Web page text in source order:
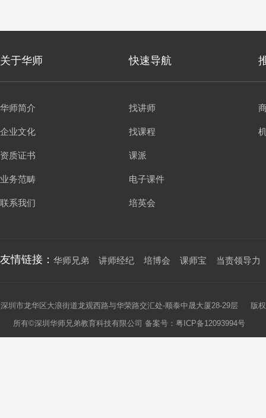
关于华师 快速导航
华师简介
企业文化
资质证书
业务范畴
联系我们
找讲师
找课程
课派
电子课件
培英会
友情链接： 华师兄弟 讲师经纪 培博会 课师宝 当责领导力
深圳市龙华区大浪街道龙观西路与华荣路交汇处-顺泰中晟大厦28-29层 版权
所有©深圳华师兄弟教育科技有限公司 备案号： 粤ICP备12093994号